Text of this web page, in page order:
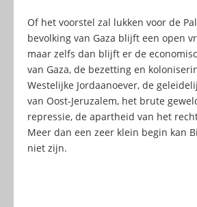
Of het voorstel zal lukken voor de
bevolking van Gaza blijft een open
maar zelfs dan blijft er de
van Gaza, de bezetting en
Westelijke Jordaanoever, de
van Oost-Jeruzalem, het brute
repressie, de apartheid van het
Meer dan een zeer klein begin kan
niet zijn.